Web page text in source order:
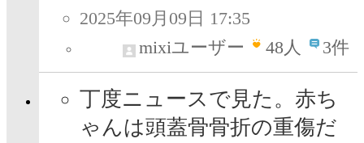
2025年09月09日 17:35
mixiユーザー
48人 3件
丁度ニュースで見た。赤ち
ゃんは頭蓋骨骨折の重傷だ